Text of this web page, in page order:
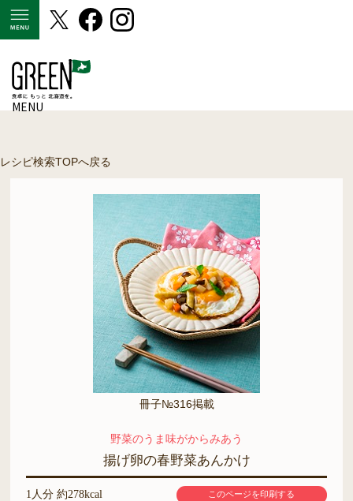
MENU
レシピ検索TOPへ戻る
冊子№316掲載
野菜のうま味がからみあう
揚げ卵の春野菜あんかけ
1人分 約278kcal このページを印刷する